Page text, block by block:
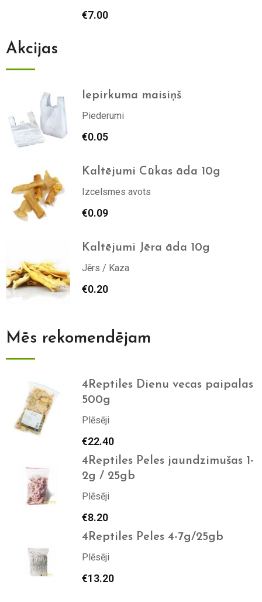
€7.00
Akcijas
Iepirkuma maisiņš
Piederumi
€0.05
Kaltējumi Cūkas āda 10g
Izcelsmes avots
€0.09
Kaltējumi Jēra āda 10g
Jērs / Kaza
€0.20
Mēs rekomendējam
4Reptiles Dienu vecas paipalas
500g
Plēsēji
€22.40
4Reptiles Peles jaundzimušas 1-
2g / 25gb
Plēsēji
€8.20
4Reptiles Peles 4-7g/25gb
Plēsēji
€13.20